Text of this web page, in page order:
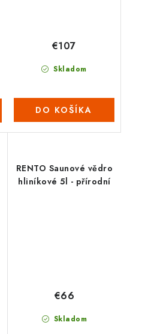
Skladom
€107
DO KOŠÍKA
RENTO Saunové vědro
hliníkové 5l - přírodní
Skladom
€66